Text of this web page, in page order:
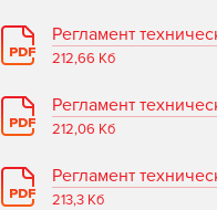
Регламент
212,66 Кб
Регламент
212,06 Кб
Регламент
213,3 Кб